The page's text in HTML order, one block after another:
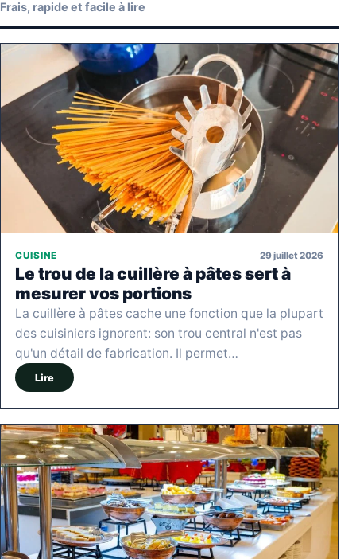
Frais, rapide et facile à lire
CUISINE 29 juillet 2026
Le trou de la cuillère à pâtes sert à
mesurer vos portions
La cuillère à pâtes cache une fonction que la plupart
des cuisiniers ignorent: son trou central n'est pas
qu'un détail de fabrication. Il permet…
Lire